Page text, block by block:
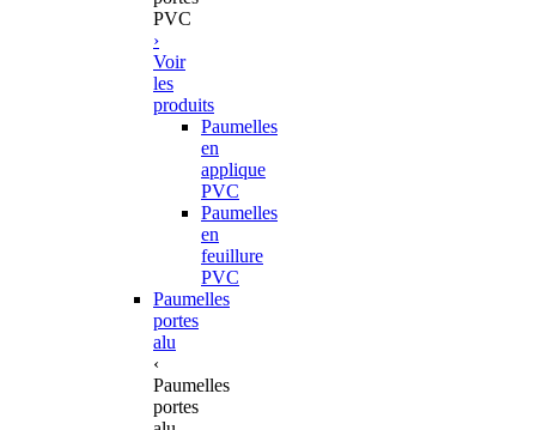
PVC
›
Voir
les
produits
Paumelles
en
applique
PVC
Paumelles
en
feuillure
PVC
Paumelles
portes
alu
‹
Paumelles
portes